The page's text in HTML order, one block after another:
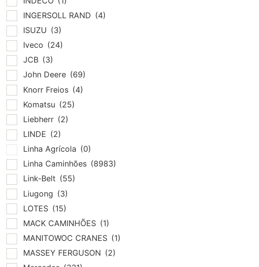
INGERSOLL RAND (4)
ISUZU (3)
Iveco (24)
JCB (3)
John Deere (69)
Knorr Freios (4)
Komatsu (25)
Liebherr (2)
LINDE (2)
Linha Agrícola (0)
Linha Caminhões (8983)
Link-Belt (55)
Liugong (3)
LOTES (15)
MACK CAMINHÕES (1)
MANITOWOC CRANES (1)
MASSEY FERGUSON (2)